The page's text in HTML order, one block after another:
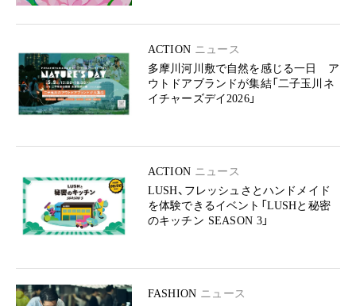
ACTION ニュース
多摩川河川敷で自然を感じる一日 ア
ウトドアブランドが集結「二子玉川ネ
イチャーズデイ2026」
ACTION ニュース
LUSH、フレッシュさとハンドメイド
を体験できるイベント「LUSHと秘密
のキッチン SEASON 3」
FASHION ニュース